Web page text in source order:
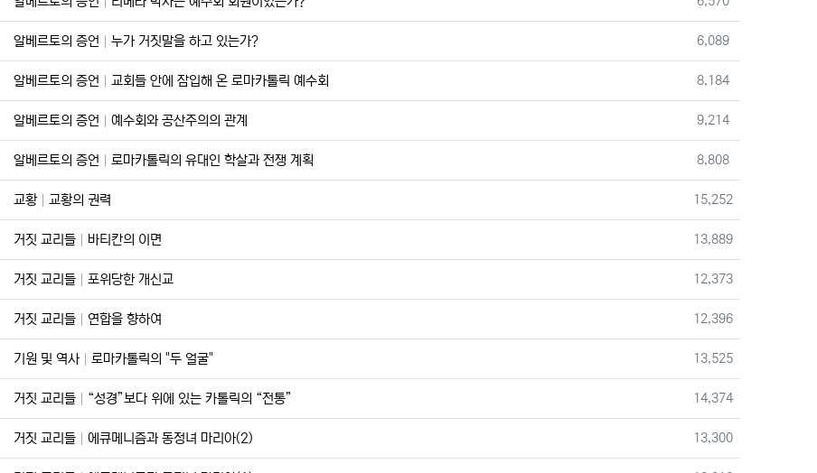
알베르토의 증언 누가 거짓말을 하고 있는가? 조회
6,089
알베르토의 증언 교회들 안에 잠입해 온 로마카톨릭 예수회 조회
8,184
알베르토의 증언 예수회와 공산주의의 관계 조회
9,214
알베르토의 증언 로마카톨릭의 유대인 학살과 전쟁 계획 조회
8,808
교황 교황의 권력 조회
15,252
거짓 교리들 바티칸의 이면 조회
13,889
거짓 교리들 포위당한 개신교 조회
12,373
거짓 교리들 연합을 향하여 조회
12,396
기원 및 역사 로마카톨릭의 "두 얼굴" 조회
13,525
거짓 교리들 “성경”보다 위에 있는 카톨릭의 “전통” 조회
14,374
거짓 교리들 에큐메니즘과 동정녀 마리아(2) 조회
13,300